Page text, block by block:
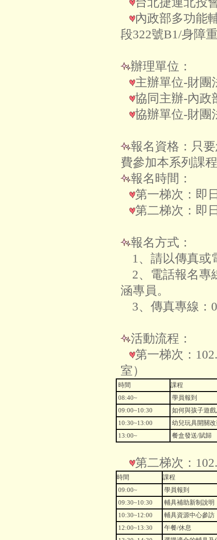
內政部多功能
段322號B1/身障
辦理單位：
主辦單位-財團
協同主辦-內政
協辦單位-財團
報名資格：只
費參加本系列課
報名時間：
第一梯次：即
第二梯次：即
報名方式：
1、請以傳真或
2、電話報名專
涵專員。
3、傳真專線：
活動流程：
第一梯次：
室）
時間
課程
08:40~
學員報到
09:00~10:30
如何與孩子遊
10:30~13:00
幼兒玩具開關
13:00~
餐盒發送/賦歸
第二梯次：
時間
課程
09:00~
學員報到
09:30~10:30
輔具補助新制說明
10:30~12:00
輔具資源中心參訪
12:00~13:30
午餐/休息